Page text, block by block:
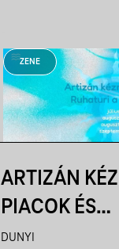
ZENE
ARTIZÁN
PIACOK ÉS
RUHATURIK A
DUNYI